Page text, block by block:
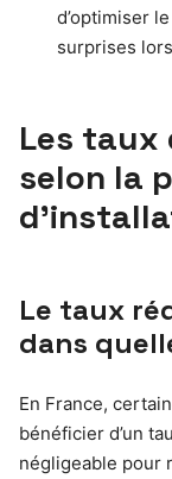
d’optimiser
surprises
Les taux
selon la
Le taux
dans
En France,
bénéficier d’un
négligeable pour